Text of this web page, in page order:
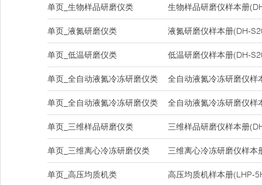
单页_生物样品研磨仪类 生物样品研磨仪样本册
单页_液氮研磨仪类 液氮研磨仪样本册(DH-
单页_低温研磨仪类 低温研磨仪样本册(DH-
单页_全自动液氮冷冻研磨仪类 全自动液氮冷冻研磨仪样
单页_全自动液氮冷冻研磨仪类 全自动液氮冷冻研磨仪样
单页_三维样品研磨仪类 三维样品研磨仪样本册
单页_三维离心冷冻研磨仪类 三维离心冷冻研磨仪样本
单页_高压均质机类 高压均质机样本册(LHP-